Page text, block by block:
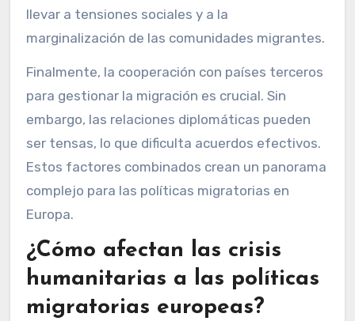
llevar a tensiones sociales y a la
marginalización de las comunidades migrantes.
Finalmente, la cooperación con países terceros
para gestionar la migración es crucial. Sin
embargo, las relaciones diplomáticas pueden
ser tensas, lo que dificulta acuerdos efectivos.
Estos factores combinados crean un panorama
complejo para las políticas migratorias en
Europa.
¿Cómo afectan las crisis
humanitarias a las políticas
migratorias europeas?